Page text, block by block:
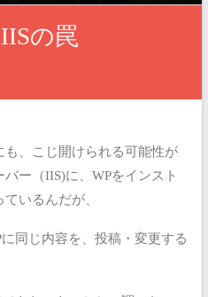
の罠
、こじ開けられる可能性が
バー（IIS)に、WPをインスト
いるんだが、
同じ内容を、投稿・変更する